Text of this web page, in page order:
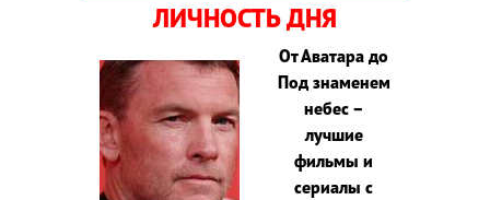
ЛИЧНОСТЬ ДНЯ
От Аватара до
Под знаменем
небес –
лучшие
фильмы и
сериалы с